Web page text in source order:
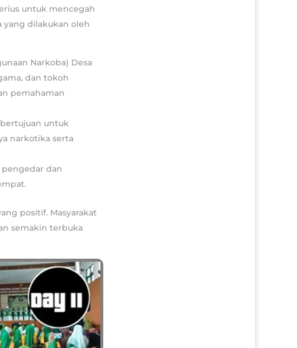
untuk mencegah
yang dilakukan oleh
Narkoba) Desa
dan tokoh
pemahaman
untuk
narkotika serta
pengedar dan
positif. Masyarakat
semakin terbuka